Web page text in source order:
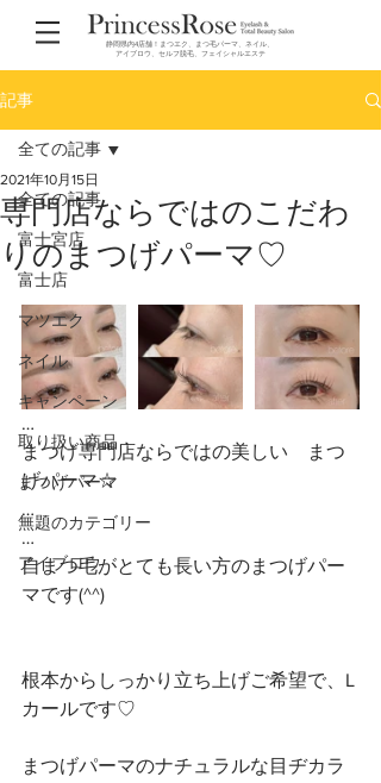
静岡県内4店舗！まつエク、まつ毛パーマ、ネイル、
アイブロウ、セルフ脱毛、フェイシャルエステ
記事
全ての記事
富士宮店
富士店
マツエク
ネイル
キャンペーン
取り扱い商品
まつげパーマ
無題のカテゴリー
アイブロウ
全ての記事
専門店ならではのこだわ
りのまつげパーマ♡
2021年10月15日
…
まつげ専門店ならではの美しい　まつ
げパーマ☆
…
…
自まつ毛がとても長い方のまつげパー
マです(^^)
根本からしっかり立ち上げご希望で、L
カールです♡
まつげパーマのナチュラルな目ヂカラ